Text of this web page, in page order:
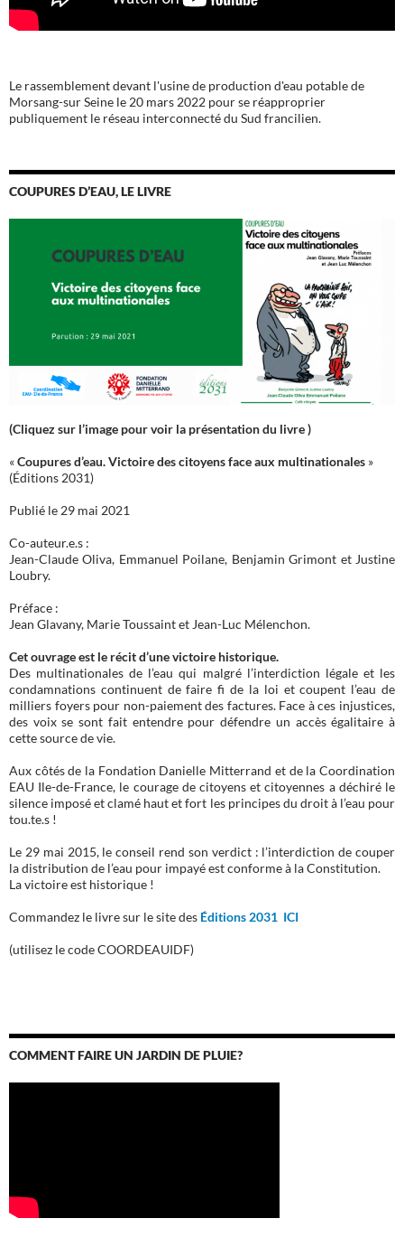
Le rassemblement devant l'usine de production d'eau potable de
Morsang-sur Seine le 20 mars 2022 pour se réapproprier
publiquement le réseau interconnecté du Sud francilien.
COUPURES D’EAU, LE LIVRE
(Cliquez sur l’image pour voir la présentation du livre )
«Coupures d’eau. Victoire des citoyens face aux multinationales »
(Éditions 2031)
Publié le 29 mai 2021
Co-auteur.e.s :
Jean-Claude Oliva, Emmanuel Poilane, Benjamin Grimont et Justine
Loubry.
Préface :
Jean Glavany, Marie Toussaint et Jean-Luc Mélenchon.
Cet ouvrage est le récit d’une victoire historique.
Des multinationales de l’eau qui malgré l’interdiction légale et les
condamnations continuent de faire fi de la loi et coupent l’eau de
milliers foyers pour non-paiement des factures. Face à ces injustices,
des voix se sont fait entendre pour défendre un accès égalitaire à
cette source de vie.
Aux côtés de la Fondation Danielle Mitterrand et de la Coordination
EAU Ile-de-France, le courage de citoyens et citoyennes a déchiré le
silence imposé et clamé haut et fort les principes du droit à l’eau pour
tou.te.s !
Le 29 mai 2015, le conseil rend son verdict : l’interdiction de couper
la distribution de l’eau pour impayé est conforme à la Constitution.
La victoire est historique !
Commandez le livre sur le site des Éditions 2031 ICI
(utilisez le code COORDEAUIDF)
COMMENT FAIRE UN JARDIN DE PLUIE?